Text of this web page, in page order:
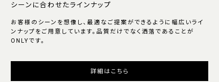
シーンに合わせたラインナップ
お客様のシーンを想像し、最適なご提案ができるように幅広いライ
ンナップをご用意しています。品質だけでなく洒落であることが
ONLYです。
詳細はこちら